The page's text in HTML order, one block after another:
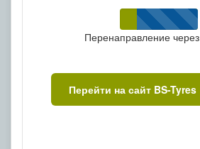
Перенаправление через
Перейти на сайт BS-Tyres